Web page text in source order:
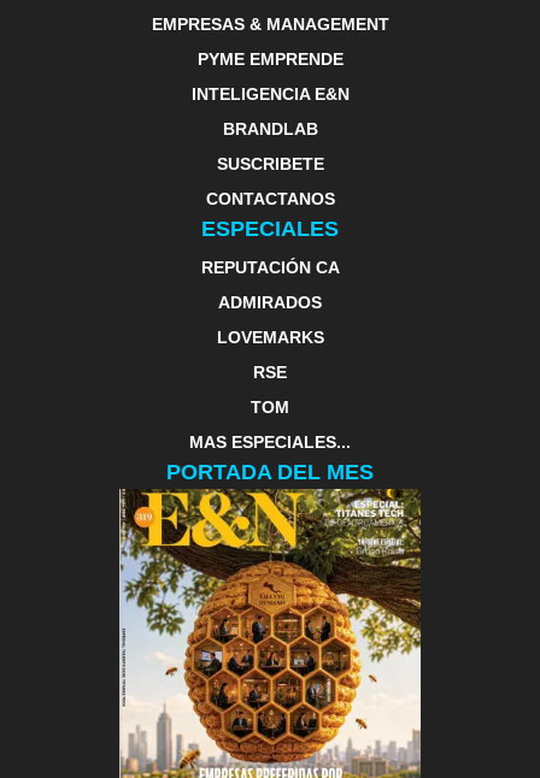
EMPRESAS & MANAGEMENT
PYME EMPRENDE
INTELIGENCIA E&N
BRANDLAB
SUSCRIBETE
CONTACTANOS
ESPECIALES
REPUTACIÓN CA
ADMIRADOS
LOVEMARKS
RSE
TOM
MAS ESPECIALES...
PORTADA DEL MES